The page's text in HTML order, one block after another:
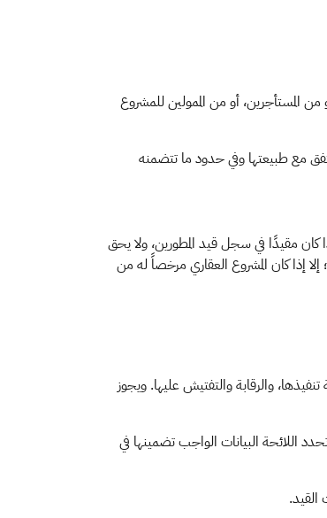
المستأجرين، أو من الممولين للمشروع
مع طبيعتها وفي حدود ما تتضمنه
كان مقيدًا في سجل قيد المطورين، ولا يحق
إلا إذا كان المشروع العقاري مرخصاً له من
والرقابة والتفتيش عليها. ويجوز
اللائحة البيانات الواجب تضمينها في